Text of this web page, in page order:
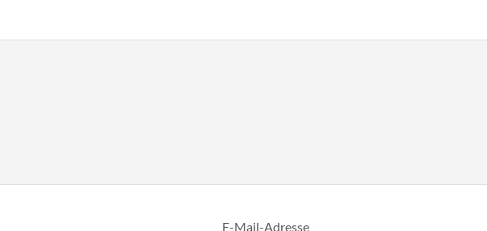
E-Mail-Adresse